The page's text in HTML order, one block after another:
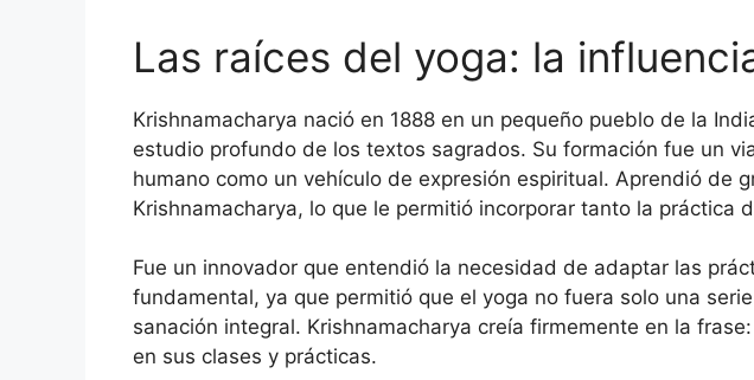
Las raíces del yoga: la
Krishnamacharya nació en 1888 en un pequeño pueblo de la
estudio profundo de los textos sagrados. Su formación fue un
humano como un vehículo de expresión espiritual. Aprendió de
Krishnamacharya, lo que le permitió incorporar tanto la práctica
Fue un innovador que entendió la necesidad de adaptar las
fundamental, ya que permitió que el yoga no fuera solo una
sanación integral. Krishnamacharya creía firmemente en la
en sus clases y prácticas.